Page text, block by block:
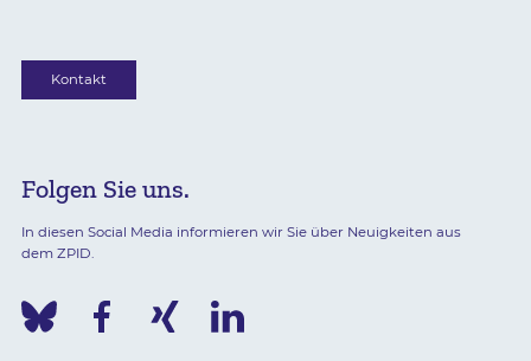
Kontakt
Folgen Sie uns.
In diesen Social Media informieren wir Sie über Neuigkeiten aus
dem ZPID.